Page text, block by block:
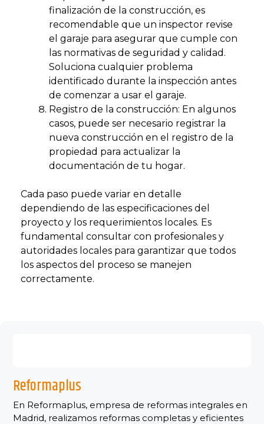
finalización de la construcción, es
recomendable que un inspector revise
el garaje para asegurar que cumple con
las normativas de seguridad y calidad.
Soluciona cualquier problema
identificado durante la inspección antes
de comenzar a usar el garaje.
Registro de la construcción: En algunos
casos, puede ser necesario registrar la
nueva construcción en el registro de la
propiedad para actualizar la
documentación de tu hogar.
Cada paso puede variar en detalle
dependiendo de las especificaciones del
proyecto y los requerimientos locales. Es
fundamental consultar con profesionales y
autoridades locales para garantizar que todos
los aspectos del proceso se manejen
correctamente.
Reformaplus
En Reformaplus, empresa de reformas integrales en
Madrid, realizamos reformas completas y eficientes